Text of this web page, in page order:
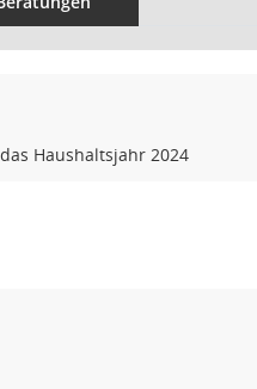
Haushaltsjahr 2024